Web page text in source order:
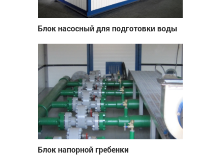
Блок насосный для подготовки воды
Блок напорной гребенки